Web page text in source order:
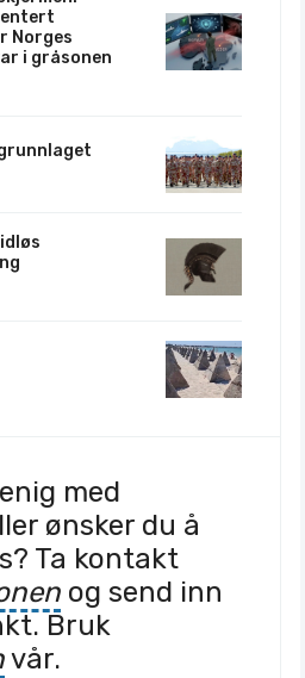
Norges
i gråsonen
med
ønsker du å
Ta kontakt
og send inn
Bruk
vår.